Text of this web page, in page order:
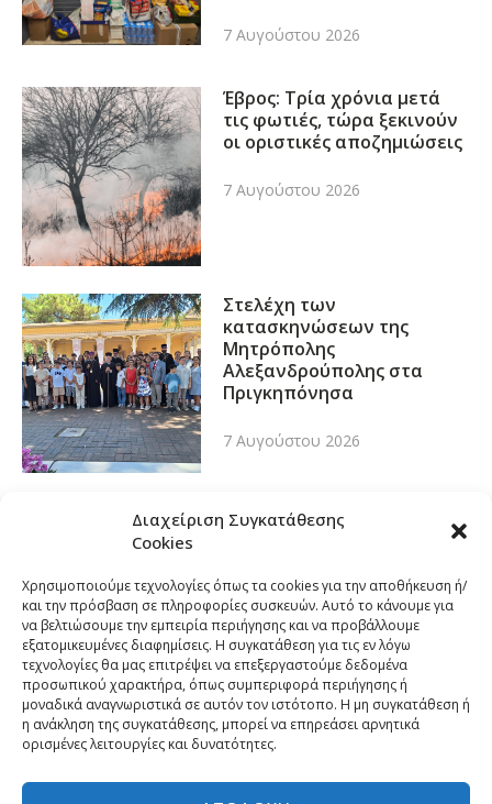
Διαχείριση Συγκατάθεσης
Cookies
Χρησιμοποιούμε τεχνολογίες όπως τα cookies για την αποθήκευση ή/
και την πρόσβαση σε πληροφορίες συσκευών. Αυτό το κάνουμε για
να βελτιώσουμε την εμπειρία περιήγησης και να προβάλλουμε
εξατομικευμένες διαφημίσεις. Η συγκατάθεση για τις εν λόγω
τεχνολογίες θα μας επιτρέψει να επεξεργαστούμε δεδομένα
προσωπικού χαρακτήρα, όπως συμπεριφορά περιήγησης ή
μοναδικά αναγνωριστικά σε αυτόν τον ιστότοπο. Η μη συγκατάθεση ή
η ανάκληση της συγκατάθεσης, μπορεί να επηρεάσει αρνητικά
ορισμένες λειτουργίες και δυνατότητες.
7 Αυγούστου 2026
Έβρος: Τρία χρόνια μετά
τις φωτιές, τώρα ξεκινούν
οι οριστικές αποζημιώσεις
7 Αυγούστου 2026
Στελέχη των
κατασκηνώσεων της
Μητρόπολης
Αλεξανδρούπολης στα
Πριγκηπόνησα
7 Αυγούστου 2026